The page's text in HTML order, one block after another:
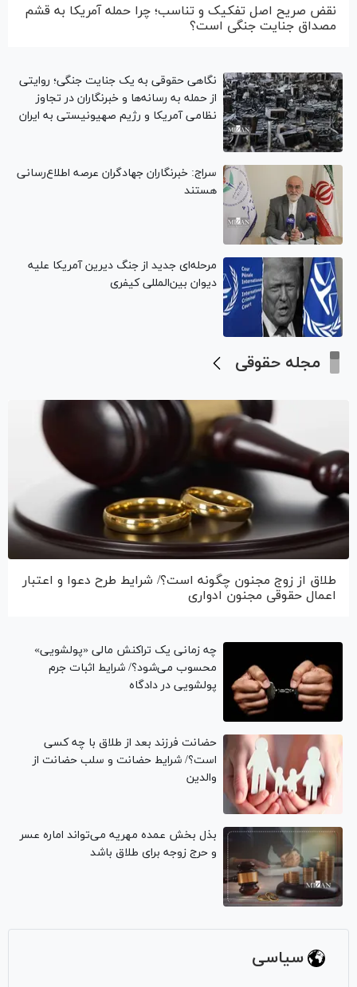
نقض صریح اصل تفکیک و تناسب؛ چرا حمله آمریکا به قشم
مصداق جنایت جنگی است؟
نگاهی حقوقی به یک جنایت جنگی؛ روایتی
از حمله به رسانه‌ها و خبرنگاران در تجاوز
نظامی آمریکا و رژیم صهیونیستی به ایران
سراج: خبرنگاران جهادگران عرصه اطلاع‌رسانی
هستند
مرحله‎ای جدید از جنگ دیرین آمریکا علیه
دیوان بین‌المللی کیفری
مجله حقوقی
طلاق از زوج مجنون چگونه است؟/ شرایط طرح دعوا و اعتبار
اعمال حقوقی مجنون ادواری
چه زمانی یک تراکنش مالی «پولشویی»
محسوب می‌شود؟/ شرایط اثبات جرم
پولشویی در دادگاه
حضانت فرزند بعد از طلاق با چه کسی
است؟/ شرایط حضانت و سلب حضانت از
والدین
بذل بخش عمده مهریه می‌تواند اماره عسر
و حرج زوجه برای طلاق باشد
سیاسی